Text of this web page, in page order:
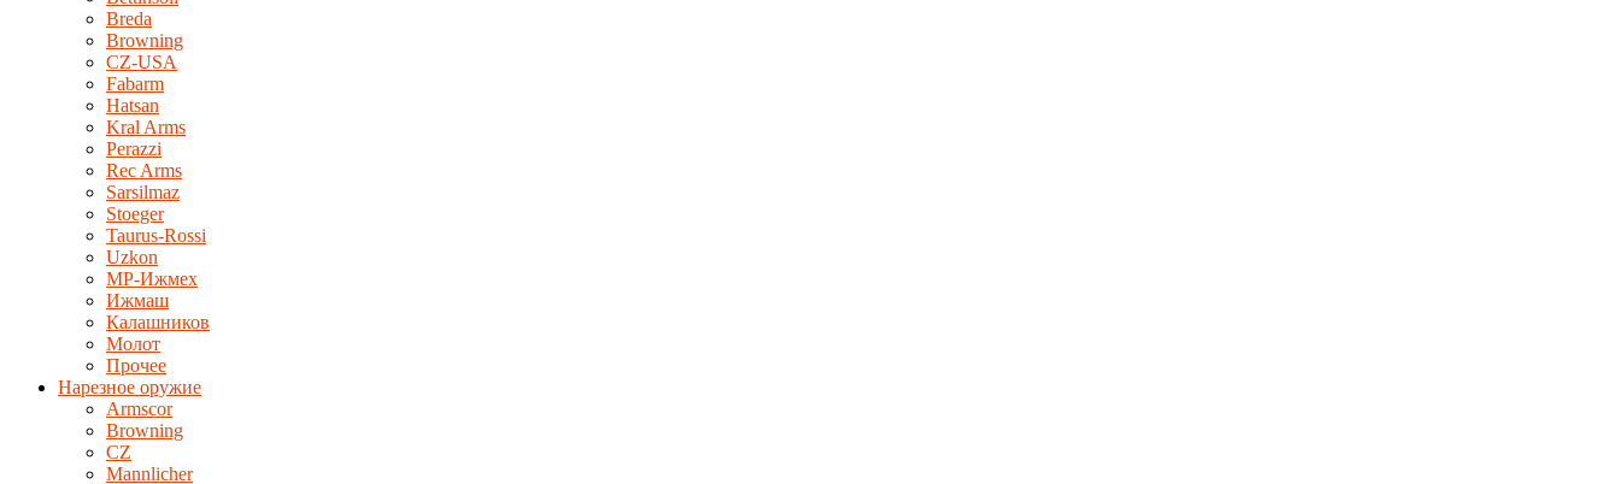
Breda
Browning
CZ-USA
Fabarm
Hatsan
Kral Arms
Perazzi
Rec Arms
Sarsilmaz
Stoeger
Taurus-Rossi
Uzkon
MP-Ижмех
Ижмаш
Калашников
Молот
Прочее
Нарезное оружие
Armscor
Browning
CZ
Mannlicher